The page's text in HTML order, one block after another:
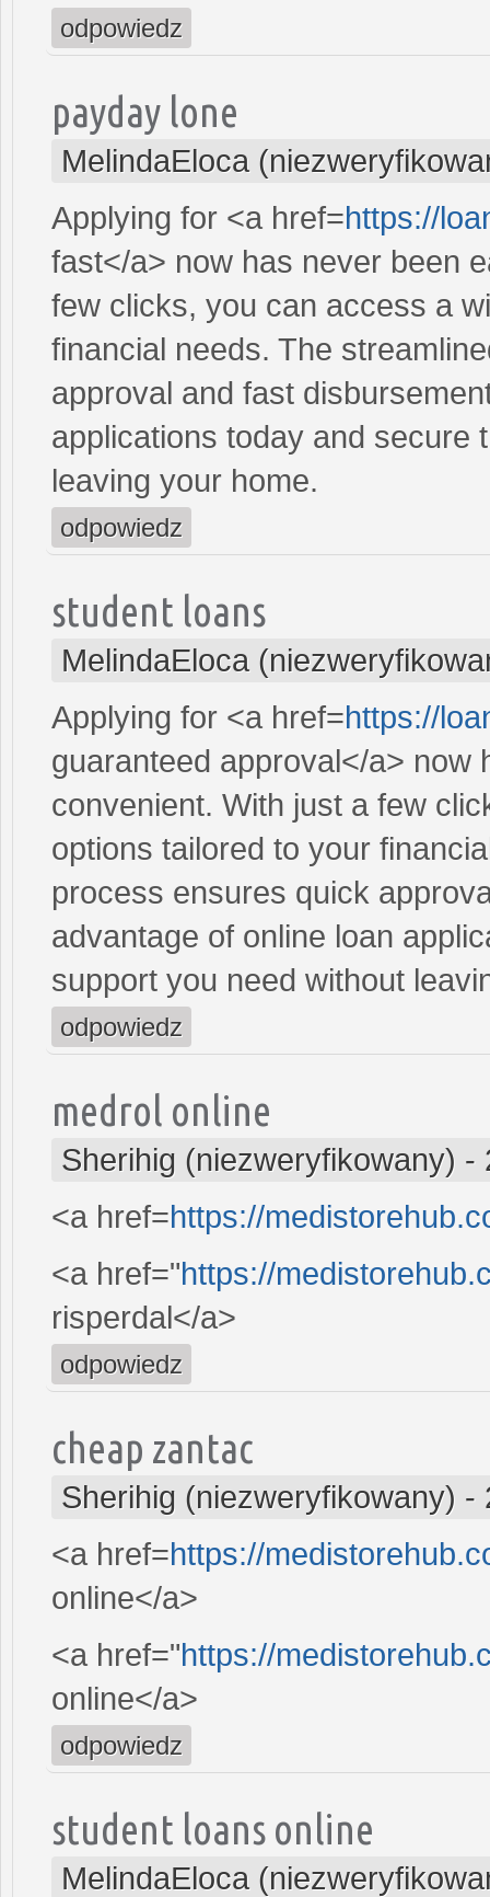
odpowiedz
payday lone
MelindaEloca
Applying for <a href=https://
fast</a> now has never been
few clicks, you can access a
financial needs. The
approval and fast
applications today and secure
leaving your home.
odpowiedz
student loans
MelindaEloca
Applying for <a href=https://
guaranteed approval</a> now
convenient. With just a few
options tailored to your
process ensures quick
advantage of online loan
support you need without
odpowiedz
medrol online
Sherihig (niezweryfikowany) -
<a href=https://
<a href="https://
risperdal</a>
odpowiedz
cheap zantac
Sherihig (niezweryfikowany) -
<a href=https://
online</a>
<a href="https://
online</a>
odpowiedz
student loans online
MelindaEloca